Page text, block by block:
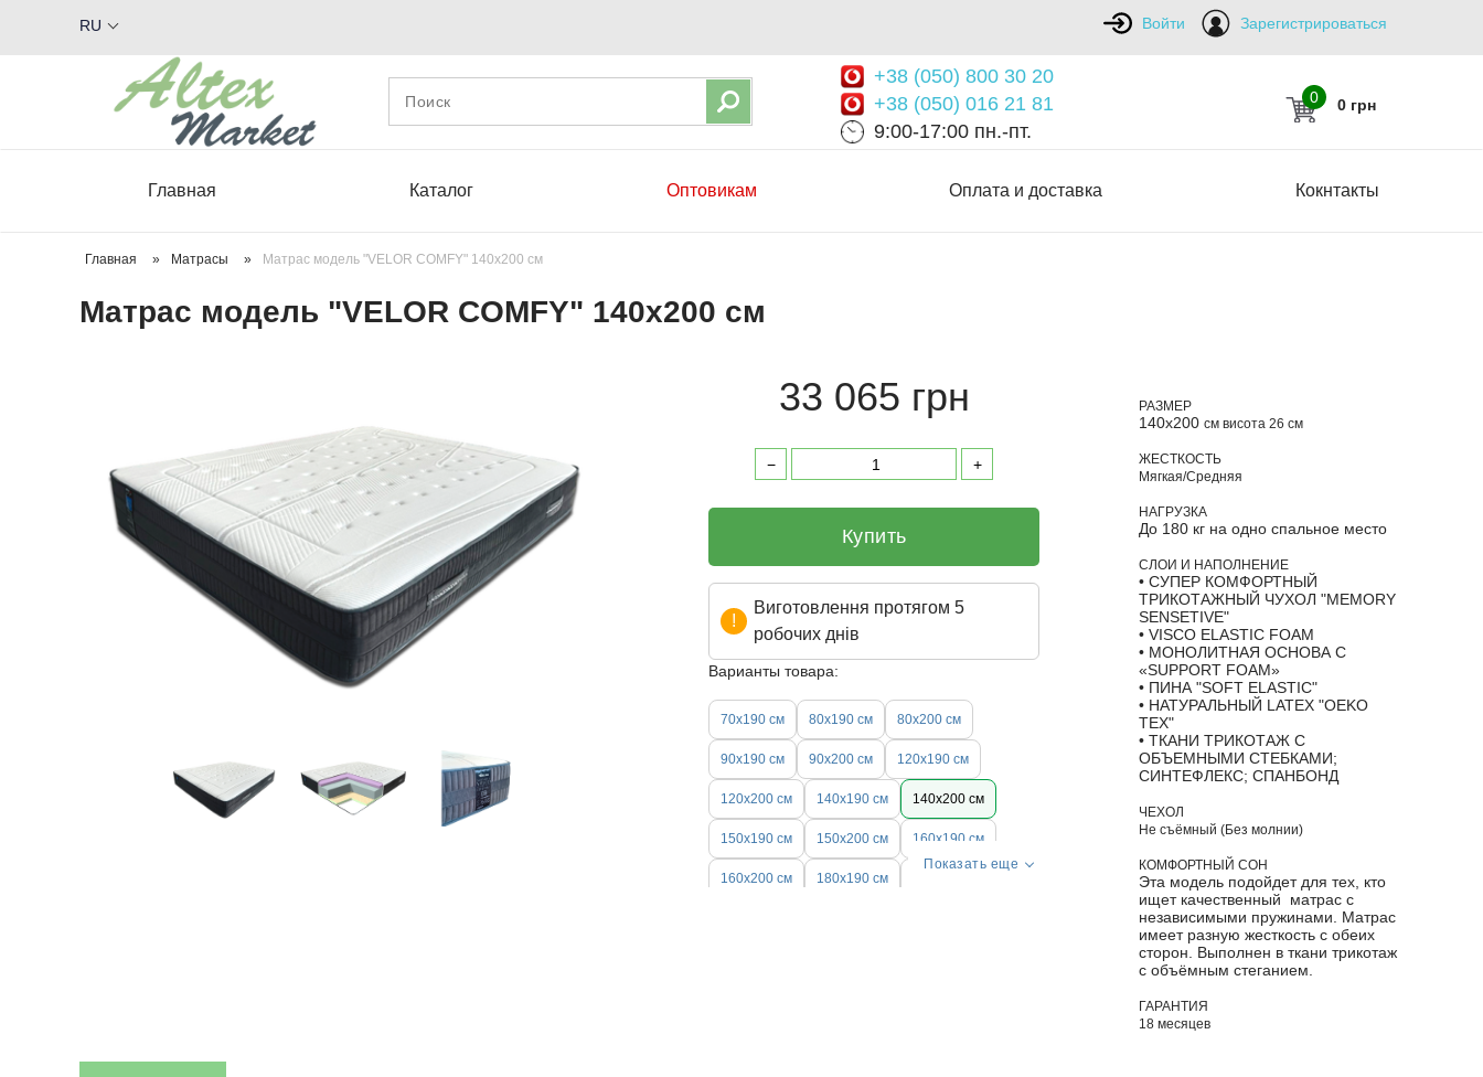
Войти Зарегистрироваться
RU
+38 (050) 800 30 20
+38 (050) 016 21 81
9:00-17:00 пн.-пт.
0 0 грн
Главная Каталог Оптовикам Оплата и доставка Кокнтакты
Главная » Матрасы » Матрас модель "VELOR COMFY" 140х200 см
Матрас модель "VELOR COMFY" 140х200 см
33 065 грн
Купить
Виготовлення протягом 5
робочих днів
Варианты товара:
70х190 см 80х190 см 80х200 см
90х190 см 90х200 см 120х190 см
120х200 см 140х190 см 140х200 см
150х190 см 150x200 см 160х190 см
160х200 см 180х190 см
Показать еще
РАЗМЕР
140х200 см висота 26 см
ЖЕСТКОСТЬ
Мягкая/Средняя
НАГРУЗКА
До 180 кг на одно спальное место
СЛОИ И НАПОЛНЕНИЕ
• СУПЕР КОМФОРТНЫЙ
ТРИКОТАЖНЫЙ ЧУХОЛ "MEMORY
SENSETIVE"
• VISCO ELASTIC FOAM
• МОНОЛИТНАЯ ОСНОВА С
«SUPPORT FOAM»
• ПИНА "SOFT ELASTIC"
• НАТУРАЛЬНЫЙ LATEX "OEKO
TEX"
• ТКАНИ ТРИКОТАЖ С
ОБЪЕМНЫМИ СТЕБКАМИ;
СИНТЕФЛЕКС; СПАНБОНД
ЧЕХОЛ
Не съёмный (Без молнии)
КОМФОРТНЫЙ СОН
Эта модель подойдет для тех, кто
ищет качественный матрас с
независимыми пружинами. Матрас
имеет разную жесткость с обеих
сторон. Выполнен в ткани трикотаж
с объёмным стеганием.
ГАРАНТИЯ
18 месяцев